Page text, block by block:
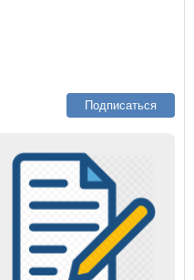
Подписаться